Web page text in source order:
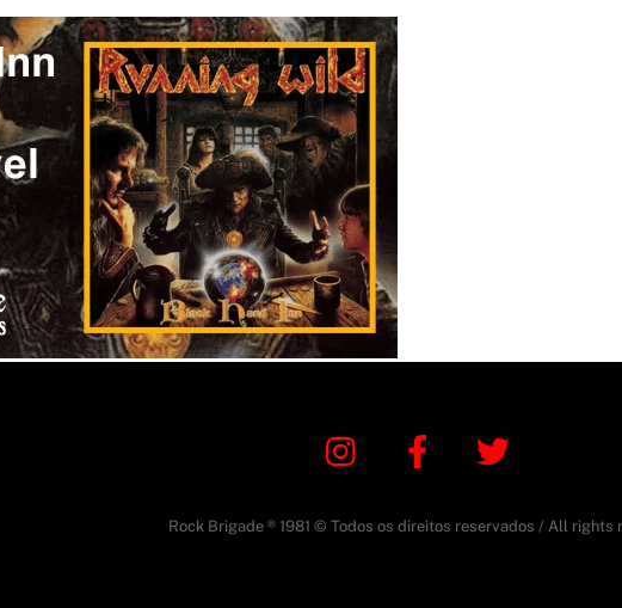
Instagram Facebook
Rock Brigade ® 1981 © Todos os direitos reservados / All rights